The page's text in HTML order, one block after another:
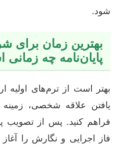
شود.
بهترین زمان برای
پایان‌نامه چه زمانی
بهتر است از ترم‌های اولیه
یافتن علاقه شخصی، زمینه
فراهم کنید. پس از تصویب
فاز اجرایی و نگارش را آغاز